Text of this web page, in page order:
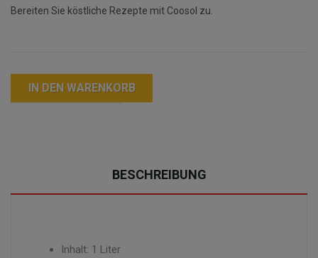
Bereiten Sie köstliche Rezepte mit Coosol zu.
IN DEN WARENKORB
BESCHREIBUNG
Inhalt: 1 Liter